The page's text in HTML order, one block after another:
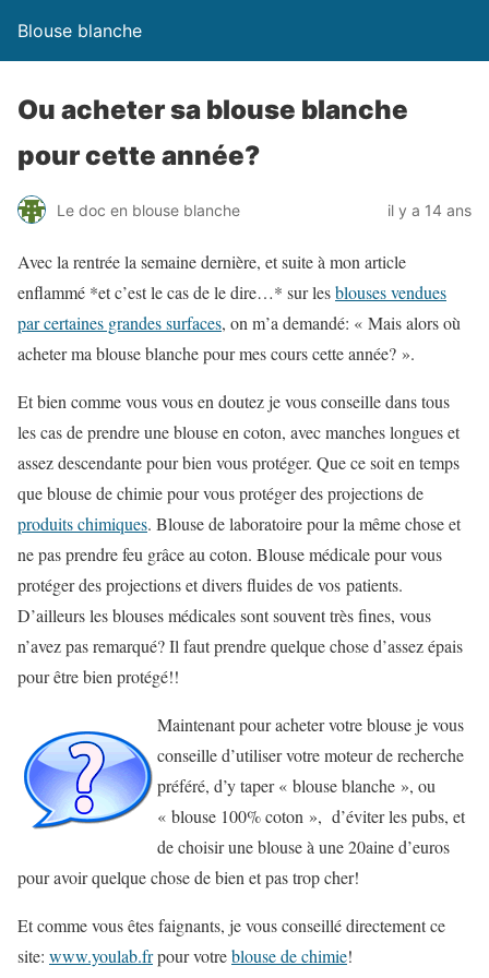
Blouse blanche
Ou acheter sa blouse blanche
pour cette année?
Le doc en blouse blanche il y a 14 ans
Avec la rentrée la semaine dernière, et suite à mon article
enflammé *et c’est le cas de le dire…* sur lesblouses vendues
par certaines grandes surfaces, on m’a demandé: « Mais alors où
acheter ma blouse blanche pour mes cours cette année? ».
Et bien comme vous vous en doutez je vous conseille dans tous
les cas de prendre une blouse en coton, avec manches longues et
assez descendante pour bien vous protéger. Que ce soit en temps
que blouse de chimie pour vous protéger des projections de
produits chimiques. Blouse de laboratoire pour la même chose et
ne pas prendre feu grâce au coton. Blouse médicale pour vous
protéger des projections et divers fluides de vos patients.
D’ailleurs les blouses médicales sont souvent très fines, vous
n’avez pas remarqué? Il faut prendre quelque chose d’assez épais
pour être bien protégé!!
Maintenant pour acheter votre blouse je vous
conseille d’utiliser votre moteur de recherche
préféré, d’y taper « blouse blanche », ou
« blouse 100% coton », d’éviter les pubs, et
de choisir une blouse à une 20aine d’euros
pour avoir quelque chose de bien et pas trop cher!
Et comme vous êtes faignants, je vous conseillé directement ce
site: www.youlab.frpour votreblouse de chimie!